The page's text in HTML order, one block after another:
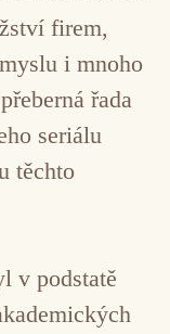
firem,
i mnoho
řada
seriálu
těchto
v podstatě